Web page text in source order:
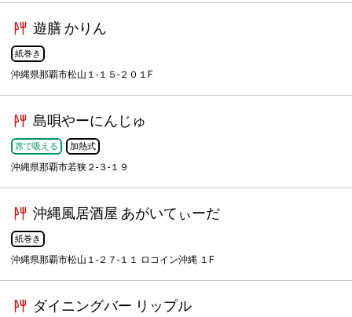
遊膳 かりん
紙巻き
沖縄県那覇市松山１-１５-２０１F
島唄やーにんじゅ
席で吸える 加熱式
沖縄県那覇市若狭２-３-１９
沖縄風居酒屋 あがいてぃーだ
紙巻き
沖縄県那覇市松山１-２７-１１ ロコイン沖縄 １F
ダイニングバー リップル